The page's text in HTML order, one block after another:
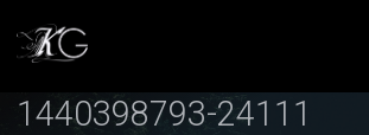
1440398793-24111